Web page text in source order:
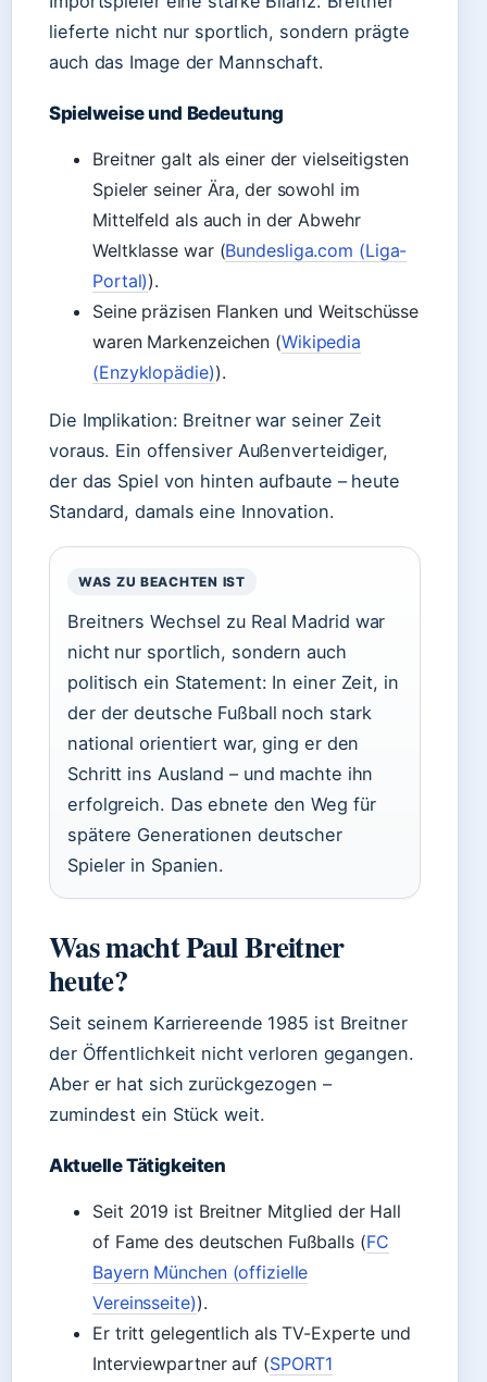
lieferte nicht nur sportlich, sondern prägte
auch das Image der Mannschaft.
Spielweise und Bedeutung
Breitner galt als einer der vielseitigsten
Spieler seiner Ära, der sowohl im
Mittelfeld als auch in der Abwehr
Weltklasse war (Bundesliga.com (Liga-
Portal)).
Seine präzisen Flanken und Weitschüsse
waren Markenzeichen (Wikipedia
(Enzyklopädie)).
Die Implikation: Breitner war seiner Zeit
voraus. Ein offensiver Außenverteidiger,
der das Spiel von hinten aufbaute – heute
Standard, damals eine Innovation.
WAS ZU BEACHTEN IST
Breitners Wechsel zu Real Madrid war
nicht nur sportlich, sondern auch
politisch ein Statement: In einer Zeit, in
der der deutsche Fußball noch stark
national orientiert war, ging er den
Schritt ins Ausland – und machte ihn
erfolgreich. Das ebnete den Weg für
spätere Generationen deutscher
Spieler in Spanien.
Was macht Paul Breitner
heute?
Seit seinem Karriereende 1985 ist Breitner
der Öffentlichkeit nicht verloren gegangen.
Aber er hat sich zurückgezogen –
zumindest ein Stück weit.
Aktuelle Tätigkeiten
Seit 2019 ist Breitner Mitglied der Hall
of Fame des deutschen Fußballs (FC
Bayern München (offizielle
Vereinsseite)).
Er tritt gelegentlich als TV-Experte und
Interviewpartner auf (SPORT1